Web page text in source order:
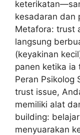
kesadaran dan
Metafora: trust
langsung
(keyakinan
panen ketika
Peran Psikolog
trust issue,
memiliki alat
building:
menyuarakan